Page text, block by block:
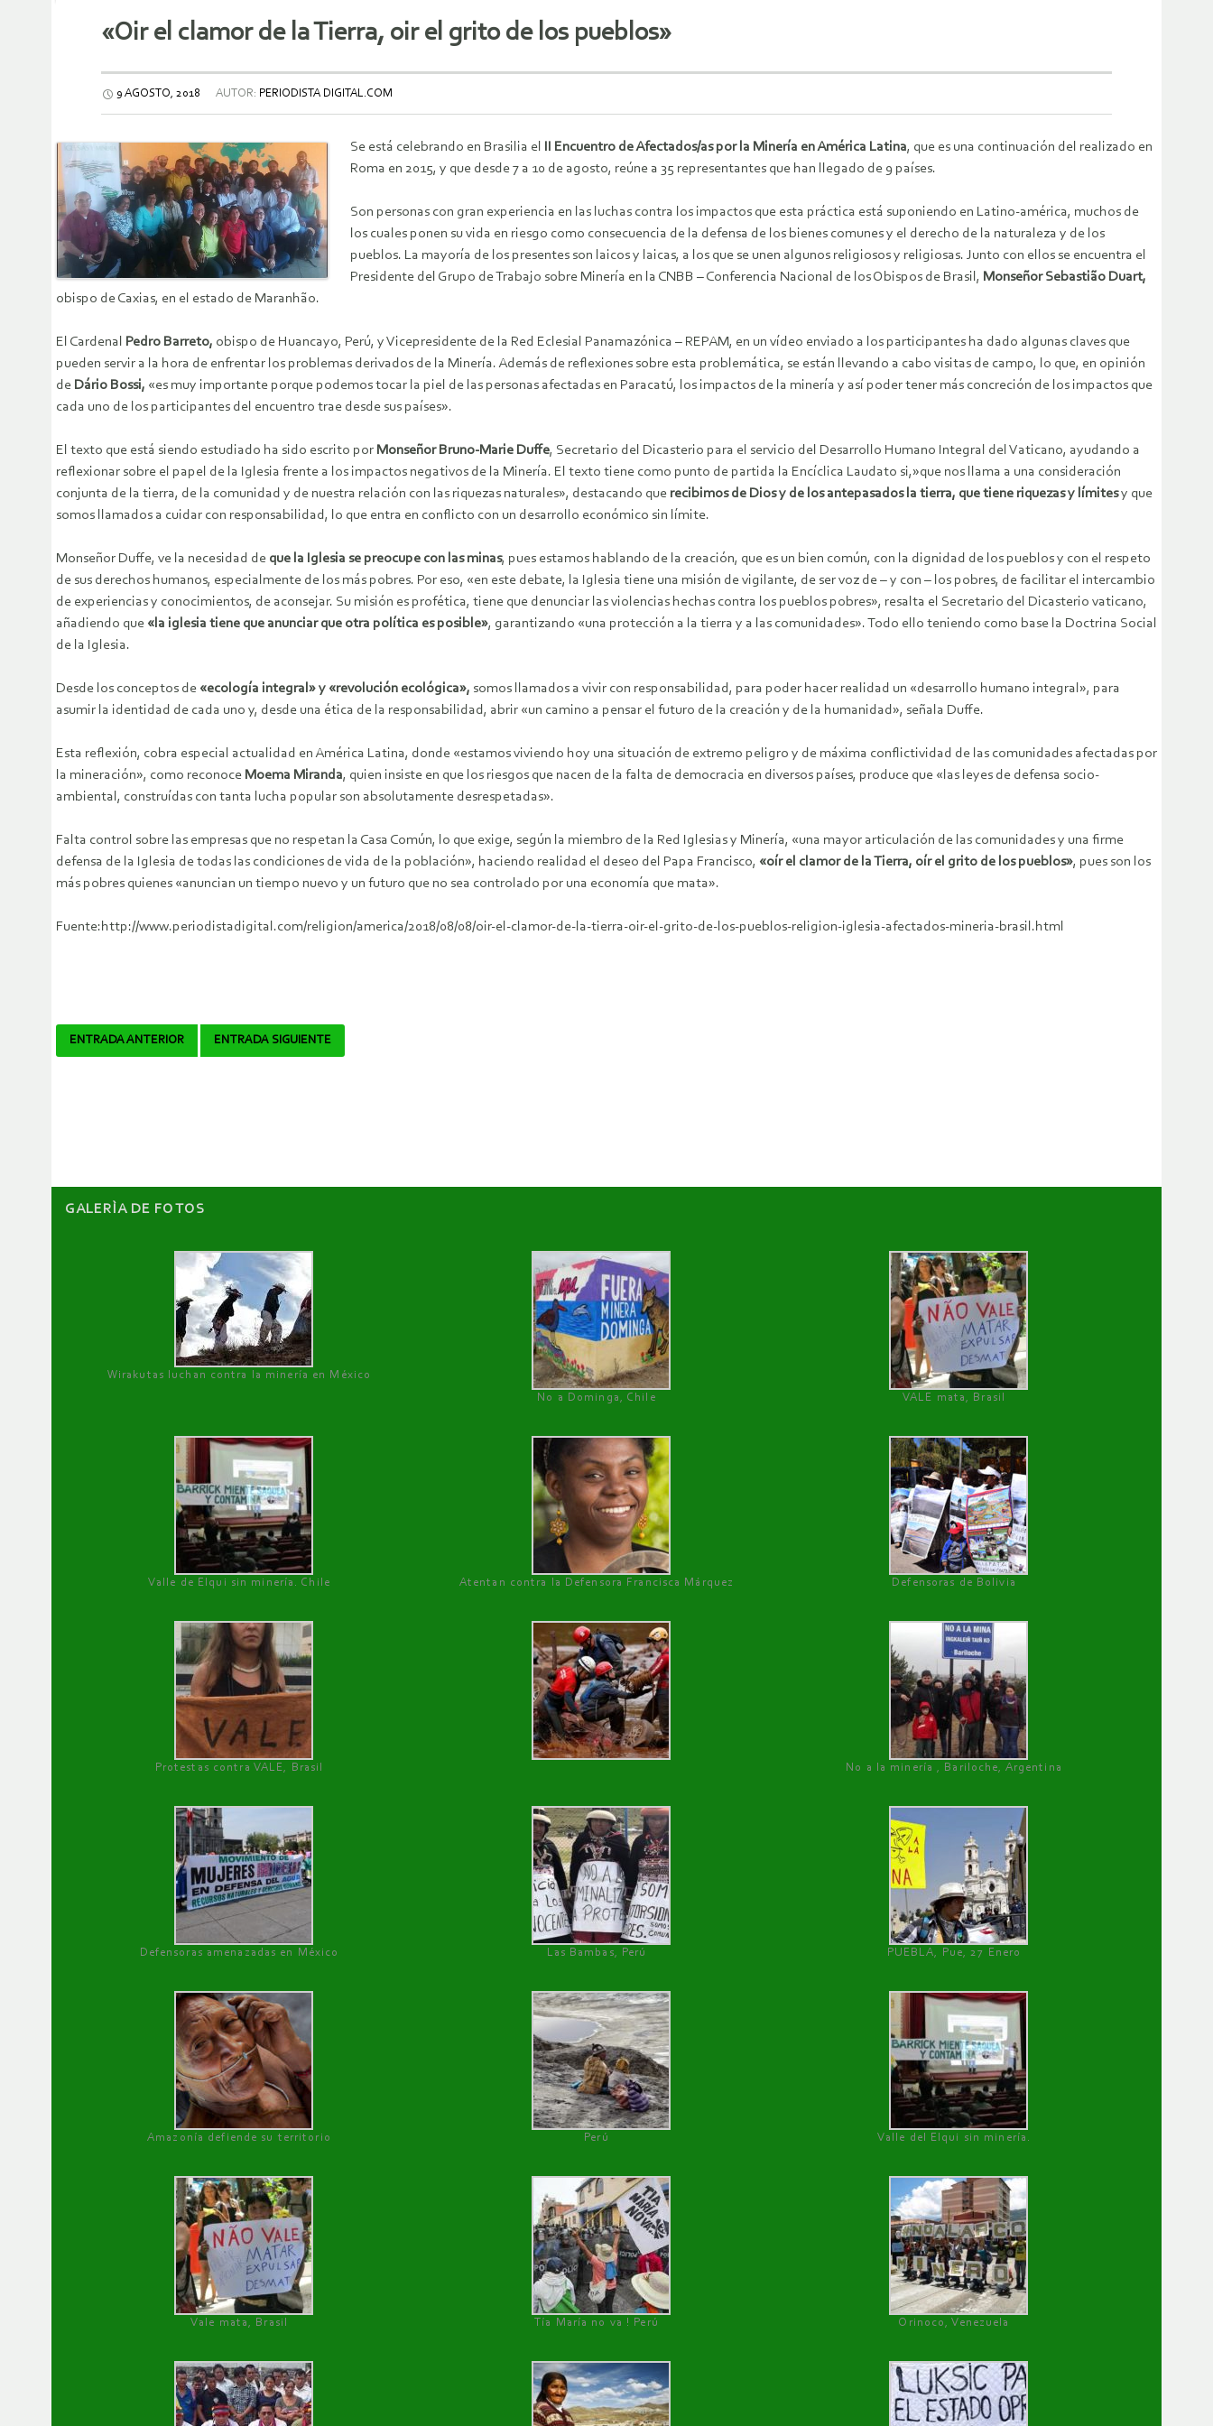
«Oir el clamor de la Tierra, oir el grito de los pueblos»
9 AGOSTO, 2018 AUTOR: PERIODISTA DIGITAL.COM
Se está celebrando en Brasilia el II Encuentro de Afectados/as por la Minería en América Latina, que es una continuación del realizado en
Roma en 2015, y que desde 7 a 10 de agosto, reúne a 35 representantes que han llegado de 9 países.
Son personas con gran experiencia en las luchas contra los impactos que esta práctica está suponiendo en Latino-américa, muchos de
los cuales ponen su vida en riesgo como consecuencia de la defensa de los bienes comunes y el derecho de la naturaleza y de los
pueblos. La mayoría de los presentes son laicos y laicas, a los que se unen algunos religiosos y religiosas. Junto con ellos se encuentra el
Presidente del Grupo de Trabajo sobre Minería en la CNBB – Conferencia Nacional de los Obispos de Brasil, Monseñor Sebastião Duart,
obispo de Caxias, en el estado de Maranhão.
El Cardenal Pedro Barreto, obispo de Huancayo, Perú, y Vicepresidente de la Red Eclesial Panamazónica – REPAM, en un vídeo enviado a los participantes ha dado algunas claves que
pueden servir a la hora de enfrentar los problemas derivados de la Minería. Además de reflexiones sobre esta problemática, se están llevando a cabo visitas de campo, lo que, en opinión
de Dário Bossi, «es muy importante porque podemos tocar la piel de las personas afectadas en Paracatú, los impactos de la minería y así poder tener más concreción de los impactos que
cada uno de los participantes del encuentro trae desde sus países».
El texto que está siendo estudiado ha sido escrito por Monseñor Bruno-Marie Duffe, Secretario del Dicasterio para el servicio del Desarrollo Humano Integral del Vaticano, ayudando a
reflexionar sobre el papel de la Iglesia frente a los impactos negativos de la Minería. El texto tiene como punto de partida la Encíclica Laudato si,»que nos llama a una consideración
conjunta de la tierra, de la comunidad y de nuestra relación con las riquezas naturales», destacando que recibimos de Dios y de los antepasados la tierra, que tiene riquezas y límitesy que
somos llamados a cuidar con responsabilidad, lo que entra en conflicto con un desarrollo económico sin límite.
Monseñor Duffe, ve la necesidad de que la Iglesia se preocupe con las minas, pues estamos hablando de la creación, que es un bien común, con la dignidad de los pueblos y con el respeto
de sus derechos humanos, especialmente de los más pobres. Por eso, «en este debate, la Iglesia tiene una misión de vigilante, de ser voz de – y con – los pobres, de facilitar el intercambio
de experiencias y conocimientos, de aconsejar. Su misión es profética, tiene que denunciar las violencias hechas contra los pueblos pobres», resalta el Secretario del Dicasterio vaticano,
añadiendo que «la iglesia tiene que anunciar que otra política es posible», garantizando «una protección a la tierra y a las comunidades». Todo ello teniendo como base la Doctrina Social
de la Iglesia.
Desde los conceptos de «ecología integral» y «revolución ecológica», somos llamados a vivir con responsabilidad, para poder hacer realidad un «desarrollo humano integral», para
asumir la identidad de cada uno y, desde una ética de la responsabilidad, abrir «un camino a pensar el futuro de la creación y de la humanidad», señala Duffe.
Esta reflexión, cobra especial actualidad en América Latina, donde «estamos viviendo hoy una situación de extremo peligro y de máxima conflictividad de las comunidades afectadas por
la mineración», como reconoce Moema Miranda, quien insiste en que los riesgos que nacen de la falta de democracia en diversos países, produce que «las leyes de defensa socio-
ambiental, construídas con tanta lucha popular son absolutamente desrespetadas».
Falta control sobre las empresas que no respetan la Casa Común, lo que exige, según la miembro de la Red Iglesias y Minería, «una mayor articulación de las comunidades y una firme
defensa de la Iglesia de todas las condiciones de vida de la población», haciendo realidad el deseo del Papa Francisco, «oír el clamor de la Tierra, oír el grito de los pueblos», pues son los
más pobres quienes «anuncian un tiempo nuevo y un futuro que no sea controlado por una economía que mata».
Fuente:http://www.periodistadigital.com/religion/america/2018/08/08/oir-el-clamor-de-la-tierra-oir-el-grito-de-los-pueblos-religion-iglesia-afectados-mineria-brasil.html
Navegador
ENTRADA ANTERIOR ENTRADA SIGUIENTE
GALERÌA DE FOTOS
Wirakutas luchan contra la minería en México
No a Dominga, Chile
VALE mata, Brasil
Valle de Elqui sin minería. Chile Atentan contra la Defensora Francisca Márquez Defensoras de Bolivia
Protestas contra VALE, Brasil No a la minería , Bariloche, Argentina
Defensoras amenazadas en México Las Bambas, Perú PUEBLA, Pue, 27 Enero
Amazonía defiende su territorio Perú Valle del Elqui sin minería.
Vale mata, Brasil Tía María no va ! Perú Orinoco, Venezuela